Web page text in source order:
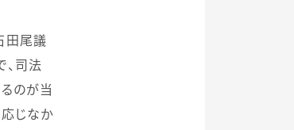
田尾議
、司法
のが当
応じなか